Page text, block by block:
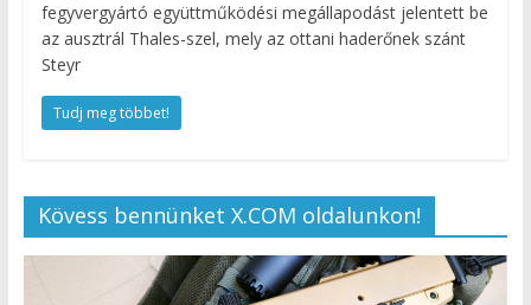
fegyvergyártó együttműködési megállapodást jelentett be
az ausztrál Thales-szel, mely az ottani haderőnek szánt
Steyr
Tudj meg többet!
Kövess bennünket X.COM oldalunkon!